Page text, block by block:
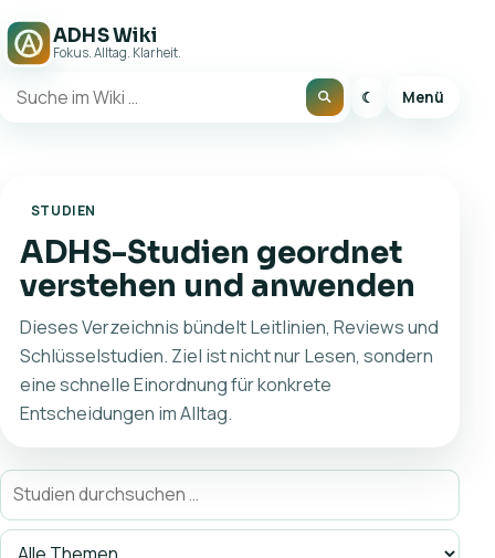
ADHS Wiki
Fokus. Alltag. Klarheit.
☾ Menü
STUDIEN
ADHS-Studien geordnet
verstehen und anwenden
Dieses Verzeichnis bündelt Leitlinien, Reviews und
Schlüsselstudien. Ziel ist nicht nur Lesen, sondern
eine schnelle Einordnung für konkrete
Entscheidungen im Alltag.